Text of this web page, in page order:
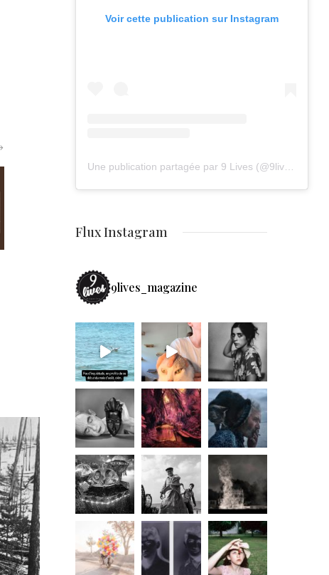
Voir cette publication sur Instagram
Flux Instagram
9lives_magazine